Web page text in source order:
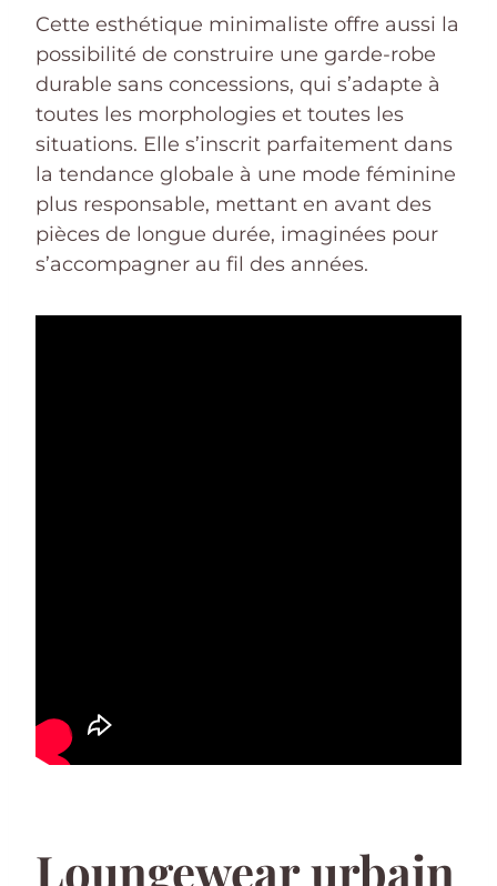
Cette esthétique minimaliste offre aussi la
possibilité de construire une garde-robe
durable sans concessions, qui s’adapte à
toutes les morphologies et toutes les
situations. Elle s’inscrit parfaitement dans
la tendance globale à une mode féminine
plus responsable, mettant en avant des
pièces de longue durée, imaginées pour
s’accompagner au fil des années.
Loungewear urbain